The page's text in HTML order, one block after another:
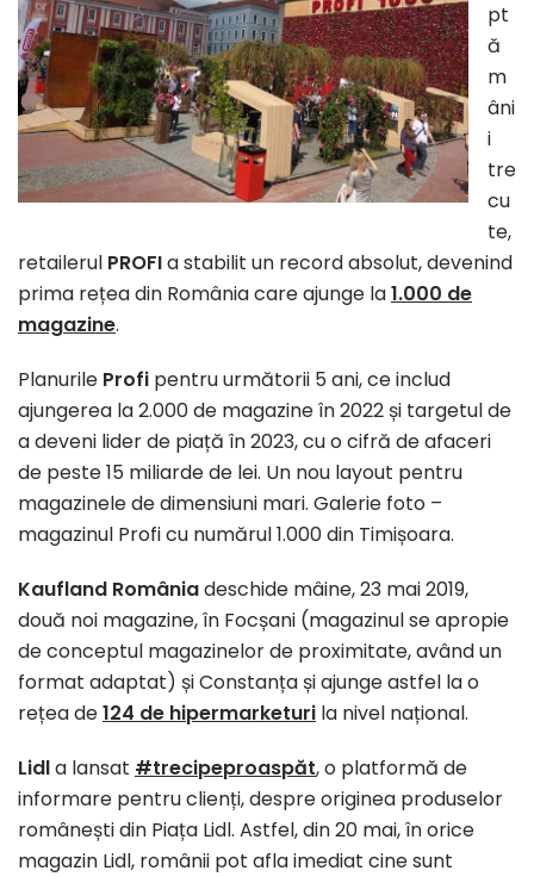
pt
ă
m
âni
i
tre
cu
te,
retailerul PROFIa stabilit un record absolut, devenind
prima rețea din România care ajunge la1.000 de
magazine.
Planurile Profi pentru următorii 5 ani, ce includ
ajungerea la 2.000 de magazine în 2022 și targetul de
a deveni lider de piață în 2023, cu o cifră de afaceri
de peste 15 miliarde de lei. Un nou layout pentru
magazinele de dimensiuni mari. Galerie foto –
magazinul Profi cu numărul 1.000 din Timișoara.
Kaufland Româniadeschide mâine, 23 mai 2019,
două noi magazine, în Focșani (magazinul se apropie
de conceptul magazinelor de proximitate, având un
format adaptat) și Constanța și ajunge astfel la o
rețea de124 de hipermarketuri la nivel național.
Lidla lansat #trecipeproaspăt, o platformă de
informare pentru clienți, despre originea produselor
românești din Piața Lidl. Astfel, din 20 mai, în orice
magazin Lidl, românii pot afla imediat cine sunt